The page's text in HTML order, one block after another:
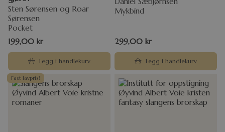
Sten Sørensen og Roar
Sørensen
Pocket
199,00 kr
Legg i handlekurv
Mykbind
299,00 kr
Legg i handlekurv
Fast lavpris!